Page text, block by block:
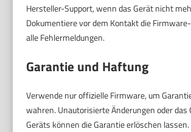
Hersteller-Support, wenn das Gerät nicht
Dokumentiere vor dem Kontakt die
alle Fehlermeldungen.
Garantie und Haftung
Verwende nur offizielle Firmware, um
wahren. Unautorisierte Änderungen oder das
Geräts können die Garantie erlöschen